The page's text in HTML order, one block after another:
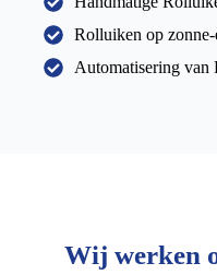
Rolluiken op zonne-
Automatisering van
Wij werken